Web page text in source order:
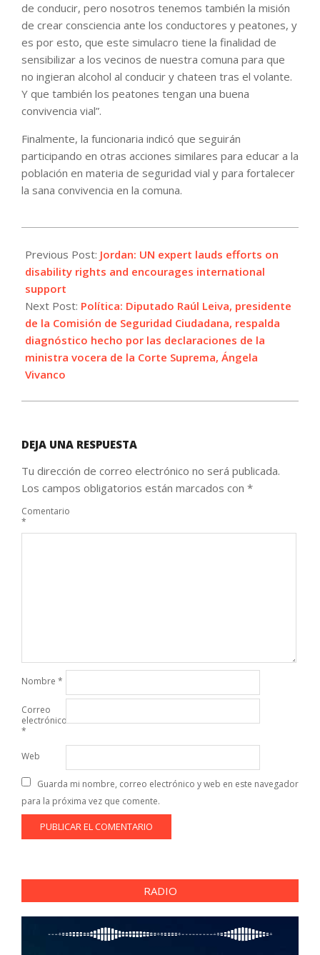
de conducir, pero nosotros tenemos también la misión
de crear consciencia ante los conductores y peatones, y
es por esto, que este simulacro tiene la finalidad de
sensibilizar a los vecinos de nuestra comuna para que
no ingieran alcohol al conducir y chateen tras el volante.
Y que también los peatones tengan una buena
convivencia vial”.
Finalmente, la funcionaria indicó que seguirán
participando en otras acciones similares para educar a la
población en materia de seguridad vial y para fortalecer
la sana convivencia en la comuna.
09-
16
Previous Post: Jordan: UN expert lauds efforts on
disability rights and encourages international
support
Next Post: Política: Diputado Raúl Leiva, presidente
de la Comisión de Seguridad Ciudadana, respalda
diagnóstico hecho por las declaraciones de la
ministra vocera de la Corte Suprema, Ángela
Vivanco
DEJA UNA RESPUESTA
Tu dirección de correo electrónico no será publicada.
Los campos obligatorios están marcados con *
Comentario
*
Nombre *
Correo
electrónico
*
Web
Guarda mi nombre, correo electrónico y web en este navegador
para la próxima vez que comente.
RADIO